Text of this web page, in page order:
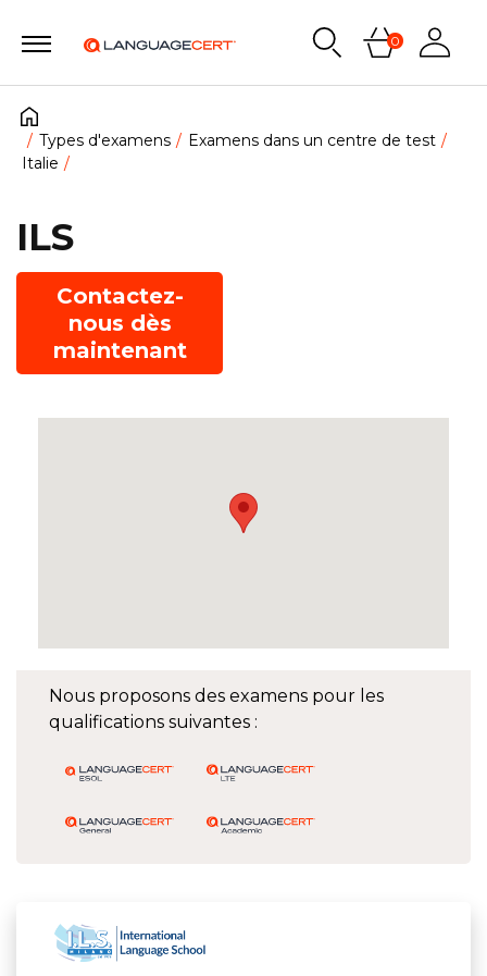
0
Types d'examens
Examens dans un centre de test
Italie
Nous proposons des examens pour les
qualifications suivantes :
ILS
Contactez-
nous dès
maintenant